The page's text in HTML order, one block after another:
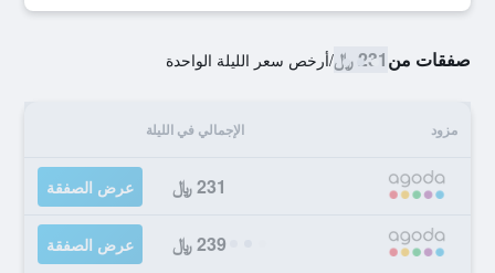
صفقات من231 ﷼ /أرخص سعر الليلة الواحدة
مزود الإجمالي في الليلة
231 ﷼ عرض الصفقة
239 ﷼ عرض الصفقة